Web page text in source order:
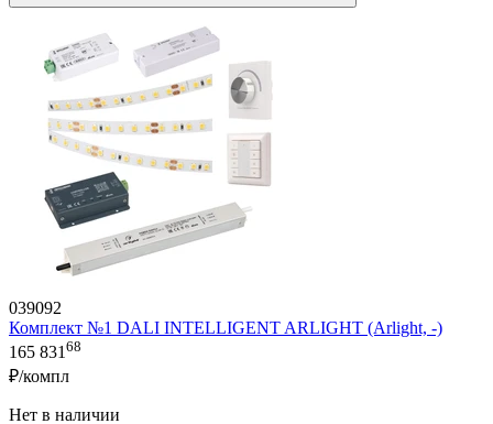
039092
Комплект №1 DALI INTELLIGENT ARLIGHT (Arlight, -)
165 83168
₽/компл
Нет в наличии